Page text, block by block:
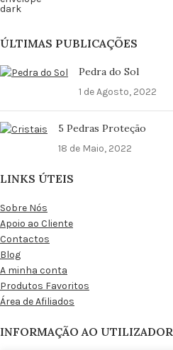
ÚLTIMAS PUBLICAÇÕES
Pedra do Sol
1 de Agosto, 2022
5 Pedras Proteção
18 de Maio, 2022
LINKS ÚTEIS
Sobre Nós
Apoio ao Cliente
Contactos
Blog
A minha conta
Produtos Favoritos
Área de Afiliados
INFORMAÇÃO AO UTILIZADOR